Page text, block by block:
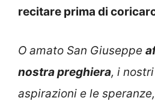
recitare prima di
O amato San Giuseppe
nostra preghiera, i
aspirazioni e le